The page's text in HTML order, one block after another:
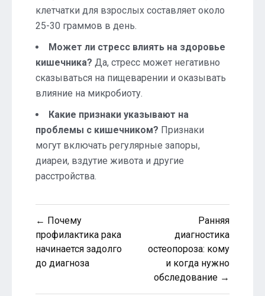
клетчатки для взрослых составляет около
25-30 граммов в день.
Может ли стресс влиять на здоровье
кишечника? Да, стресс может негативно
сказываться на пищеварении и оказывать
влияние на микробиоту.
Какие признаки указывают на
проблемы с кишечником? Признаки
могут включать регулярные запоры,
диареи, вздутие живота и другие
расстройства.
Навигация
по
записям
← Почему
профилактика рака
начинается задолго
до диагноза
Ранняя
диагностика
остеопороза: кому
и когда нужно
обследование →